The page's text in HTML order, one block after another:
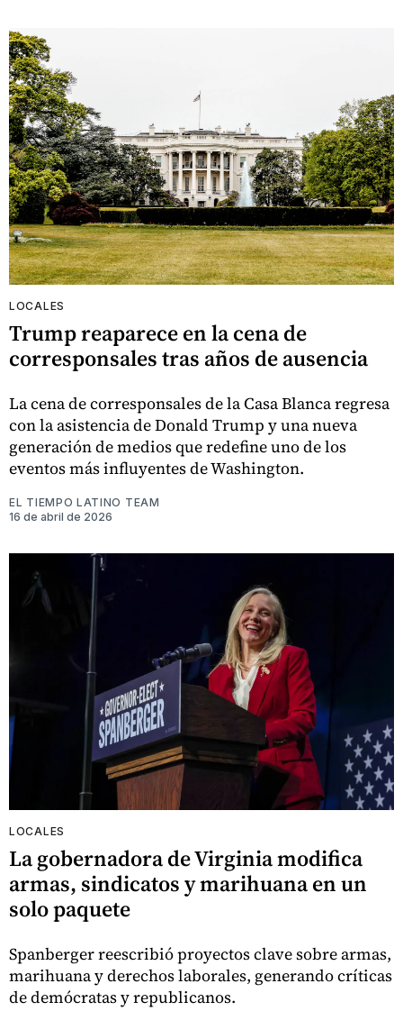
LOCALES
Trump reaparece en la cena de
corresponsales tras años de ausencia
La cena de corresponsales de la Casa Blanca regresa
con la asistencia de Donald Trump y una nueva
generación de medios que redefine uno de los
eventos más influyentes de Washington.
EL TIEMPO LATINO TEAM
16 de abril de 2026
LOCALES
La gobernadora de Virginia modifica
armas, sindicatos y marihuana en un
solo paquete
Spanberger reescribió proyectos clave sobre armas,
marihuana y derechos laborales, generando críticas
de demócratas y republicanos.